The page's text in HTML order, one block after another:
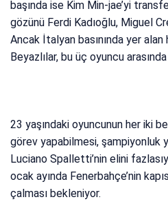
başında ise Kim Min-jae’yi
gözünü Ferdi Kadıoğlu, Miguel
Ancak İtalyan basınında yer
Beyazlılar, bu üç oyuncu
23 yaşındaki oyuncunun her iki
görev yapabilmesi, şampiyonluk
Luciano Spalletti’nin elini
ocak ayında Fenerbahçe’nin
çalması bekleniyor.